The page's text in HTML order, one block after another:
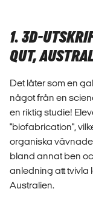
1. 3D-
QUT,
Det låter som en
något från en
en riktig studie!
"biofabrication",
organiska
bland annat ben
anledning att tvivla
Australien.